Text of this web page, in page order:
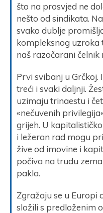
što na prosvjed ne
nešto od sindikata.
svako dublje
kompleksnog uzroka
naš razočarani čelnik
Prvi svibanj u Grčkoj.
treći i svaki daljnji.
uzimaju trinaestu i
«nečuvenih
grijeh. U
i ležeran rad mogu
žive od imovine i
počiva na trudu
pakla.
Zgražaju se u Europi
složili s predloženim